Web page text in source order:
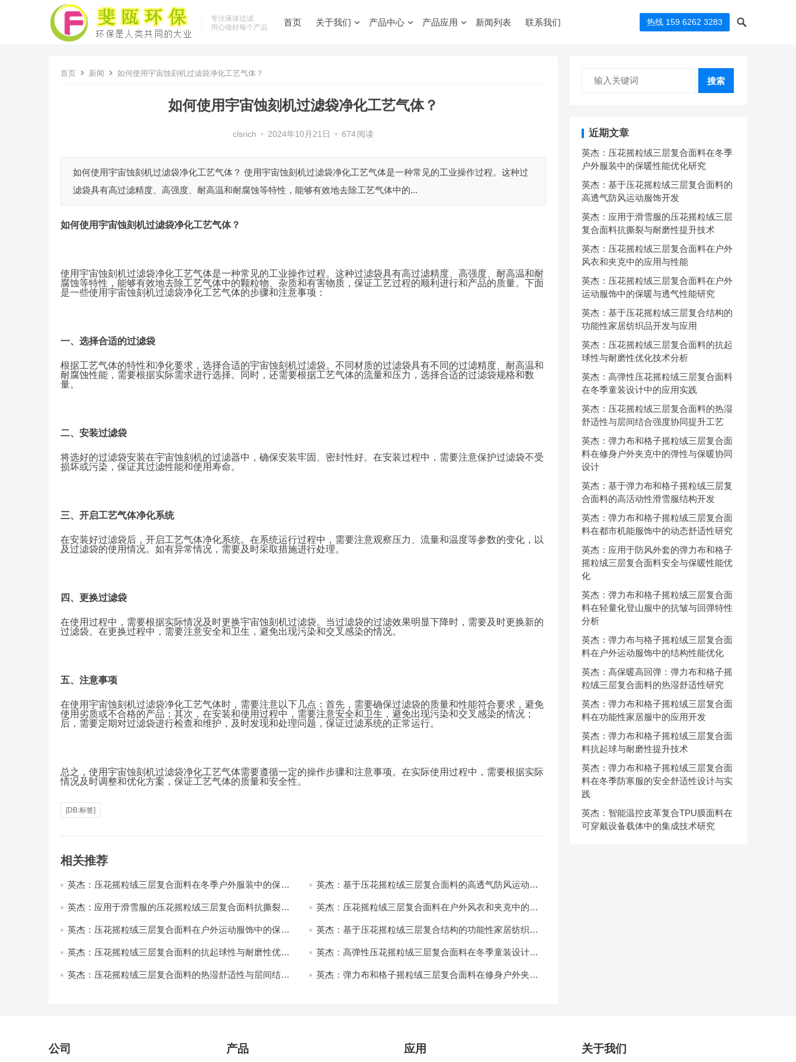
专注液体过滤
用心做好每个产品
首页 关于我们 产品中心 产品应用 新闻列表 联系我们 热线 159 6262 3283
首页 新闻 如何使用宇宙蚀刻机过滤袋净化工艺气体？
如何使用宇宙蚀刻机过滤袋净化工艺气体？
clsrich • 2024年10月21日 • 674 阅读
如何使用宇宙蚀刻机过滤袋净化工艺气体？ 使用宇宙蚀刻机过滤袋净化工艺气体是一种常见的工业操作过程。这种过
滤袋具有高过滤精度、高强度、耐高温和耐腐蚀等特性，能够有效地去除工艺气体中的...
如何使用宇宙蚀刻机过滤袋净化工艺气体？
使用宇宙蚀刻机过滤袋净化工艺气体是一种常见的工业操作过程。这种过滤袋具有高过滤精度、高强度、耐高温和耐
腐蚀等特性，能够有效地去除工艺气体中的颗粒物、杂质和有害物质，保证工艺过程的顺利进行和产品的质量。下面
是一些使用宇宙蚀刻机过滤袋净化工艺气体的步骤和注意事项：
一、选择合适的过滤袋
根据工艺气体的特性和净化要求，选择合适的宇宙蚀刻机过滤袋。不同材质的过滤袋具有不同的过滤精度、耐高温和
耐腐蚀性能，需要根据实际需求进行选择。同时，还需要根据工艺气体的流量和压力，选择合适的过滤袋规格和数
量。
二、安装过滤袋
将选好的过滤袋安装在宇宙蚀刻机的过滤器中，确保安装牢固、密封性好。在安装过程中，需要注意保护过滤袋不受
损坏或污染，保证其过滤性能和使用寿命。
三、开启工艺气体净化系统
在安装好过滤袋后，开启工艺气体净化系统。在系统运行过程中，需要注意观察压力、流量和温度等参数的变化，以
及过滤袋的使用情况。如有异常情况，需要及时采取措施进行处理。
四、更换过滤袋
在使用过程中，需要根据实际情况及时更换宇宙蚀刻机过滤袋。当过滤袋的过滤效果明显下降时，需要及时更换新的
过滤袋。在更换过程中，需要注意安全和卫生，避免出现污染和交叉感染的情况。
五、注意事项
在使用宇宙蚀刻机过滤袋净化工艺气体时，需要注意以下几点：首先，需要确保过滤袋的质量和性能符合要求，避免
使用劣质或不合格的产品；其次，在安装和使用过程中，需要注意安全和卫生，避免出现污染和交叉感染的情况；
后，需要定期对过滤袋进行检查和维护，及时发现和处理问题，保证过滤系统的正常运行。
总之，使用宇宙蚀刻机过滤袋净化工艺气体需要遵循一定的操作步骤和注意事项。在实际使用过程中，需要根据实际
情况及时调整和优化方案，保证工艺气体的质量和安全性。
[DB:标签]
相关推荐
英杰：压花摇粒绒三层复合面料在冬季户外服装中的保暖
英杰：基于压花摇粒绒三层复合面料的高透气防风运动服
英杰：应用于滑雪服的压花摇粒绒三层复合面料抗撕裂与
英杰：压花摇粒绒三层复合面料在户外风衣和夹克中的应
英杰：压花摇粒绒三层复合面料在户外运动服饰中的保暖
英杰：基于压花摇粒绒三层复合结构的功能性家居纺织品
英杰：压花摇粒绒三层复合面料的抗起球性与耐磨性优化
英杰：高弹性压花摇粒绒三层复合面料在冬季童装设计中
英杰：压花摇粒绒三层复合面料的热湿舒适性与层间结合
英杰：弹力布和格子摇粒绒三层复合面料在修身户外夹克
搜索
近期文章
英杰：压花摇粒绒三层复合面料在冬季
户外服装中的保暖性能优化研究
英杰：基于压花摇粒绒三层复合面料的
高透气防风运动服饰开发
英杰：应用于滑雪服的压花摇粒绒三层
复合面料抗撕裂与耐磨性提升技术
英杰：压花摇粒绒三层复合面料在户外
风衣和夹克中的应用与性能
英杰：压花摇粒绒三层复合面料在户外
运动服饰中的保暖与透气性能研究
英杰：基于压花摇粒绒三层复合结构的
功能性家居纺织品开发与应用
英杰：压花摇粒绒三层复合面料的抗起
球性与耐磨性优化技术分析
英杰：高弹性压花摇粒绒三层复合面料
在冬季童装设计中的应用实践
英杰：压花摇粒绒三层复合面料的热湿
舒适性与层间结合强度协同提升工艺
英杰：弹力布和格子摇粒绒三层复合面
料在修身户外夹克中的弹性与保暖协同
设计
英杰：基于弹力布和格子摇粒绒三层复
合面料的高活动性滑雪服结构开发
英杰：弹力布和格子摇粒绒三层复合面
料在都市机能服饰中的动态舒适性研究
英杰：应用于防风外套的弹力布和格子
摇粒绒三层复合面料安全与保暖性能优
化
英杰：弹力布和格子摇粒绒三层复合面
料在轻量化登山服中的抗皱与回弹特性
分析
英杰：弹力布与格子摇粒绒三层复合面
料在户外运动服饰中的结构性能优化
英杰：高保暖高回弹：弹力布和格子摇
粒绒三层复合面料的热湿舒适性研究
英杰：弹力布和格子摇粒绒三层复合面
料在功能性家居服中的应用开发
英杰：弹力布和格子摇粒绒三层复合面
料抗起球与耐磨性提升技术
英杰：弹力布和格子摇粒绒三层复合面
料在冬季防寒服的安全舒适性设计与实
践
英杰：智能温控皮革复合TPU膜面料在
可穿戴设备载体中的集成技术研究
公司 产品 应用 关于我们